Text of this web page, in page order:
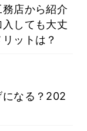
店から紹介
しても大丈
ットは？
になる？202